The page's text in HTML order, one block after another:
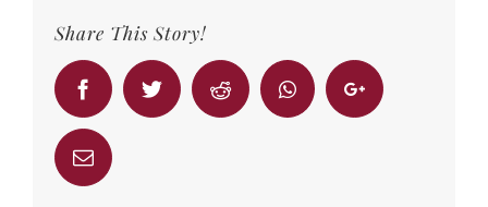
Share This Story!
FacebookTwitter Reddit WhatsappGoogle+
Email